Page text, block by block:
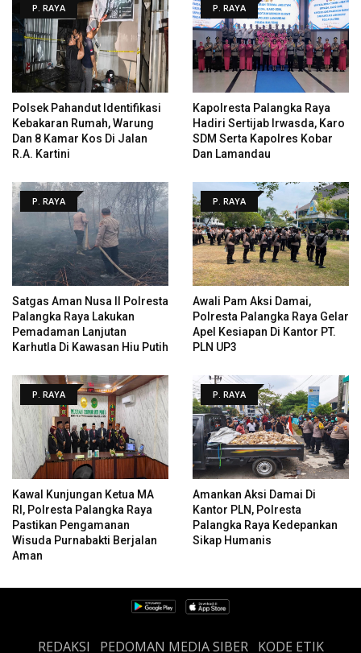
P. RAYA
Polsek Pahandut Identifikasi
Kebakaran Rumah, Warung
Dan 8 Kamar Kos Di Jalan
R.A. Kartini
P. RAYA
Kapolresta Palangka Raya
Hadiri Sertijab Irwasda, Karo
SDM Serta Kapolres Kobar
Dan Lamandau
P. RAYA
Satgas Aman Nusa II Polresta
Palangka Raya Lakukan
Pemadaman Lanjutan
Karhutla Di Kawasan Hiu Putih
P. RAYA
Awali Pam Aksi Damai,
Polresta Palangka Raya Gelar
Apel Kesiapan Di Kantor PT.
PLN UP3
P. RAYA
Kawal Kunjungan Ketua MA
RI, Polresta Palangka Raya
Pastikan Pengamanan
Wisuda Purnabakti Berjalan
Aman
P. RAYA
Amankan Aksi Damai Di
Kantor PLN, Polresta
Palangka Raya Kedepankan
Sikap Humanis
REDAKSI PEDOMAN MEDIA SIBER KODE ETIK